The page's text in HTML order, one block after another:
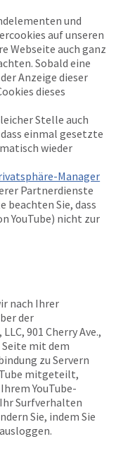
und
auf unseren
Webseite auch ganz
Sobald eine
Anzeige dieser
dieses
Stelle auch
einmal gesetzte
wieder
Manager
Partnerdienste
beachten Sie, dass
YouTube) nicht zur
nach Ihrer
der
901 Cherry Ave.,
Seite mit dem
zu Servern
mitgeteilt,
YouTube-
Surfverhalten
Sie, indem Sie